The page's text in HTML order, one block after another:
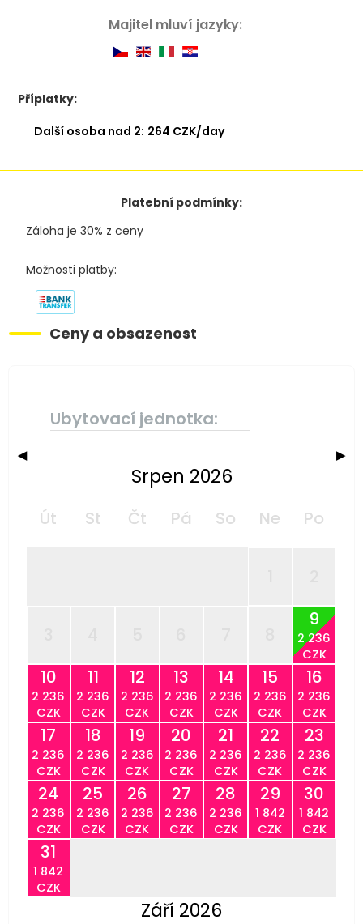
Majitel mluví jazyky:
Příplatky:
Další osoba nad 2: 264 CZK/day
Platební podmínky:
Záloha je 30% z ceny
Možnosti platby:
Ceny a obsazenost
Ubytovací jednotka:
◀ ▶
Srpen 2026
Út St Čt Pá So Ne Po
9
2 236
CZK
10
2 236
CZK
11
2 236
CZK
12
2 236
CZK
13
2 236
CZK
14
2 236
CZK
15
2 236
CZK
16
2 236
CZK
17
2 236
CZK
18
2 236
CZK
19
2 236
CZK
20
2 236
CZK
21
2 236
CZK
22
2 236
CZK
23
2 236
CZK
24
2 236
CZK
25
2 236
CZK
26
2 236
CZK
27
2 236
CZK
28
2 236
CZK
29
1 842
CZK
30
1 842
CZK
31
1 842
CZK
Září 2026